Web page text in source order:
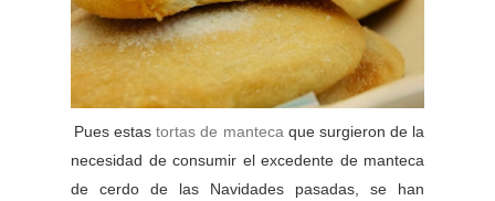
Pues estas tortas de manteca que surgieron de la
necesidad de consumir el excedente de manteca
de cerdo de las Navidades pasadas, se han